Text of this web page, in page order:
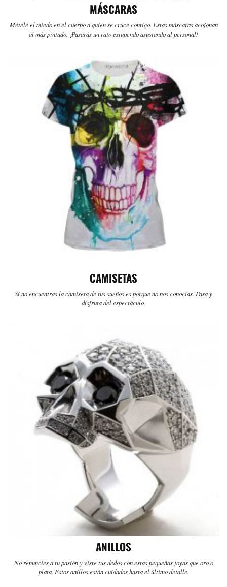
MÁSCARAS
Métele el miedo en el cuerpo a quien se cruce contigo. Estas máscaras acojonan
al más pintado. ¡Pasarás un rato estupendo asustando al personal!
CAMISETAS
Si no encuentras la camiseta de tus sueños es porque no nos conocías. Pasa y
disfruta del espectáculo.
ANILLOS
No renuncies a tu pasión y viste tus dedos con estas pequeñas joyas que oro o
plata. Estos anillos están cuidados hasta el último detalle.